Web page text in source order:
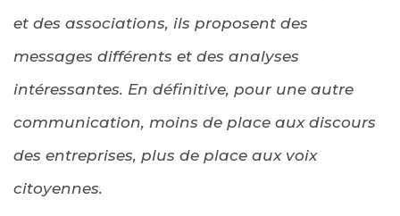
et des associations, ils proposent des
messages différents et des analyses
intéressantes. En définitive, pour une autre
communication, moins de place aux discours
des entreprises, plus de place aux voix
citoyennes.